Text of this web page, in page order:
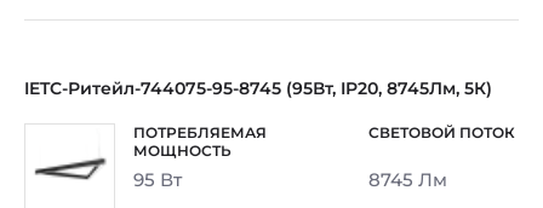
IETC-Ритейл-744075-95-8745 (95Вт, IP20, 8745Лм, 5К)
95 Вт 8745 Лм